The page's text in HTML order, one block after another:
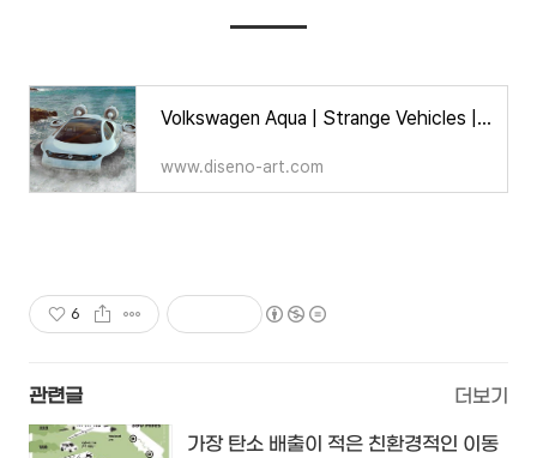
Volkswagen Aqua | Strange Vehicles | Diseno-Art
www.diseno-art.com
6
관련글 더보기
가장 탄소 배출이 적은 친환경적인 이동